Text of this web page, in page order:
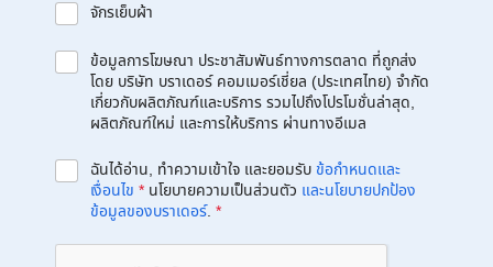
จักรเย็บผ้า
ข้อมูลการโฆษณา ประชาสัมพันธ์ทางการตลาด ที่ถูกส่ง
โดย บริษัท บราเดอร์ คอมเมอร์เชี่ยล (ประเทศไทย) จำกัด
เกี่ยวกับผลิตภัณฑ์และบริการ รวมไปถึงโปรโมชั่นล่าสุด,
ผลิตภัณฑ์ใหม่ และการให้บริการ ผ่านทางอีเมล
ฉันได้อ่าน, ทำความเข้าใจ และยอมรับข้อกำหนดและ
เงื่อนไข * นโยบายความเป็นส่วนตัว และนโยบายปกป้อง
ข้อมูลของบราเดอร์. *